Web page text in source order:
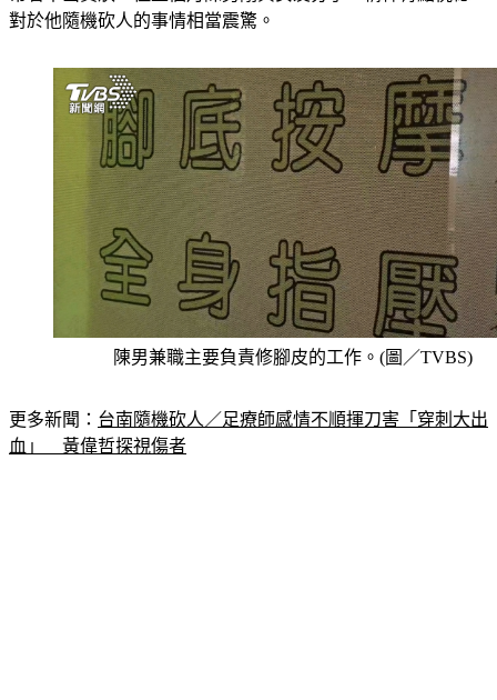
常看不出異狀，但上個月陳男剛與女友分手，精神有點恍惚。
更多新聞：台南隨機砍人／足療師感情不順揮刀害「穿刺大出